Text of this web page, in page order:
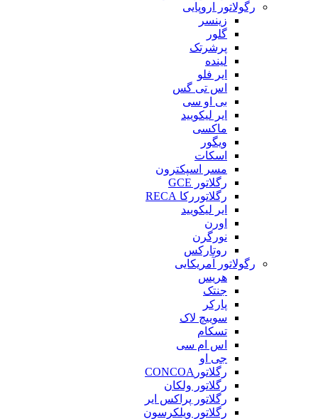
رگولاتور اروپایی
زینسر
گلور
پرشرتک
لینده
ایر فلو
اس تی گس
بی او سی
ایر لیکویید
ماکسی
ویگور
اسکات
مسر اسپکترون
رگلاتور GCE
رگلاتوررکا RECA
ایر لیکویید
اورن
نورگرن
روتارکس
رگولاتور آمریکایی
هریس
جنتک
پارکر
سوییچ لاک
تسکام
اس ام سی
جی او
رگلاتورCONCOA
رگلاتور ولکان
رگلاتور پراکس ایر
رگلاتور ویلکرسون